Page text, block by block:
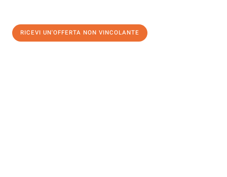
RICEVI UN'OFFERTA NON VINCOLANTE